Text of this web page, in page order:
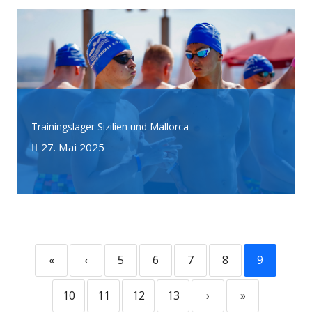
Trainingslager Sizilien und Mallorca
27. Mai 2025
« ‹ 5 6 7 8 9
10 11 12 13 › »